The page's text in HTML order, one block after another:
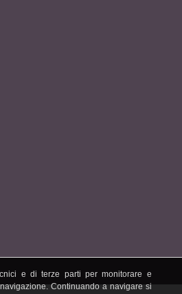
e di terze parti per monitorare e
Continuando a navigare si